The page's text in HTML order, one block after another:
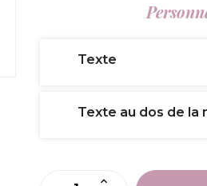
Texte
Texte au dos de la